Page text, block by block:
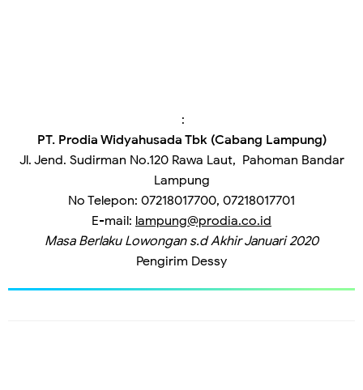
:
PT. Prodia Widyahusada Tbk (Cabang Lampung)
Jl. Jend. Sudirman No.120 Rawa Laut, Pahoman Bandar
Lampung
No Telepon: 07218017700, 07218017701
E-mail: lampung@prodia.co.id
Masa Berlaku Lowongan s.d Akhir Januari 2020
Pengirim Dessy